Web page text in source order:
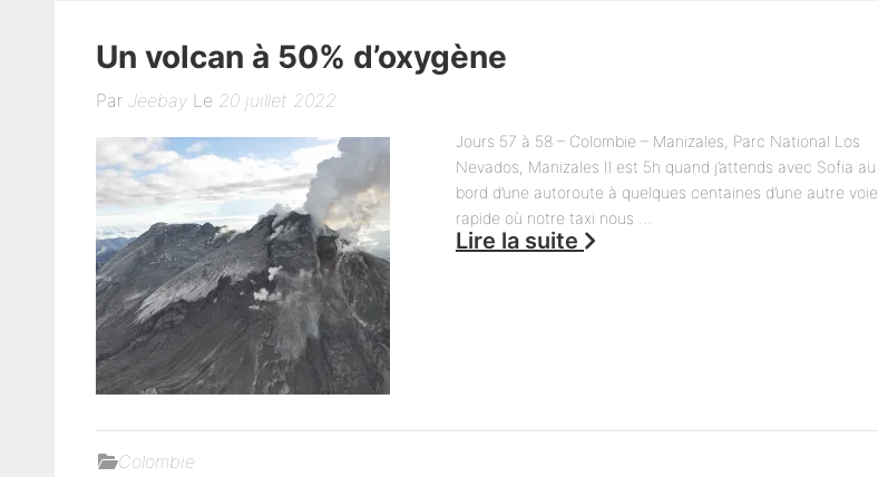
Un volcan à 50% d’oxygène
Par JeebayLe 20 juillet 2022
Jours 57 à 58 – Colombie – Manizales, Parc National Los
Nevados, Manizales Il est 5h quand j’attends avec Sofia au
bord d’une autoroute à quelques centaines d’une autre voie
rapide où notre taxi nous …
Lire la suite
Colombie